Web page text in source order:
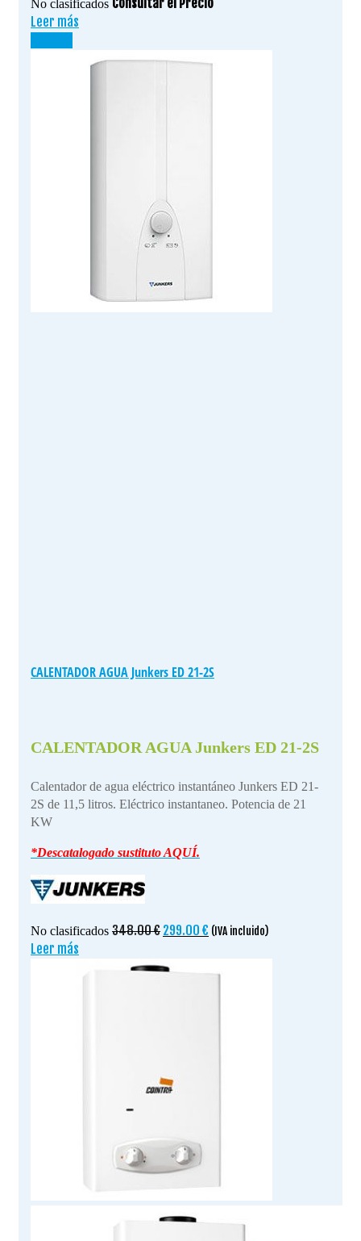
No clasificados Consultar el Precio
Leer más
CALENTADOR AGUA Junkers ED 21-2S
CALENTADOR AGUA Junkers ED 21-2S
Calentador de agua eléctrico instantáneo Junkers ED 21-
2S de 11,5 litros. Eléctrico instantaneo. Potencia de 21
KW
*Descatalogado sustituto AQUÍ.
No clasificados 348.00€ El
original
299.00 € El
(IVA incluido)
Leer más